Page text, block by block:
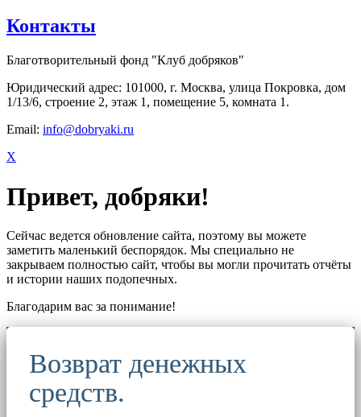
Контакты
Благотворительный фонд "Клуб добряков"
Юридический адрес: 101000, г. Москва, улица Покровка, дом
1/13/6, строение 2, этаж 1, помещение 5, комната 1.
Email: info@dobryaki.ru
X
Привет, добряки!
Сейчас ведется обновление сайта, поэтому вы можете
заметить маленький беспорядок. Мы специально не
закрываем полностью сайт, чтобы вы могли прочитать отчёты
и истории наших подопечных.
Благодарим вас за понимание!
Возврат денежных
средств.